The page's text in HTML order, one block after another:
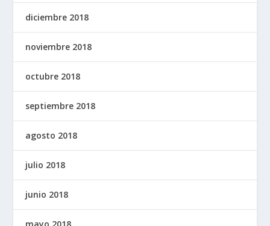
diciembre 2018
noviembre 2018
octubre 2018
septiembre 2018
agosto 2018
julio 2018
junio 2018